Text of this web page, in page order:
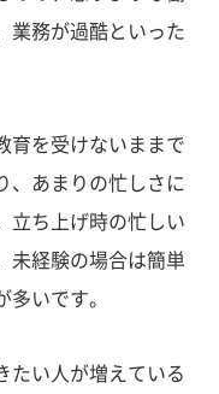
業務が過酷といった
育を受けないままで
、あまりの忙しさに
立ち上げ時の忙しい
未経験の場合は簡単
多いです。
い人が増えている